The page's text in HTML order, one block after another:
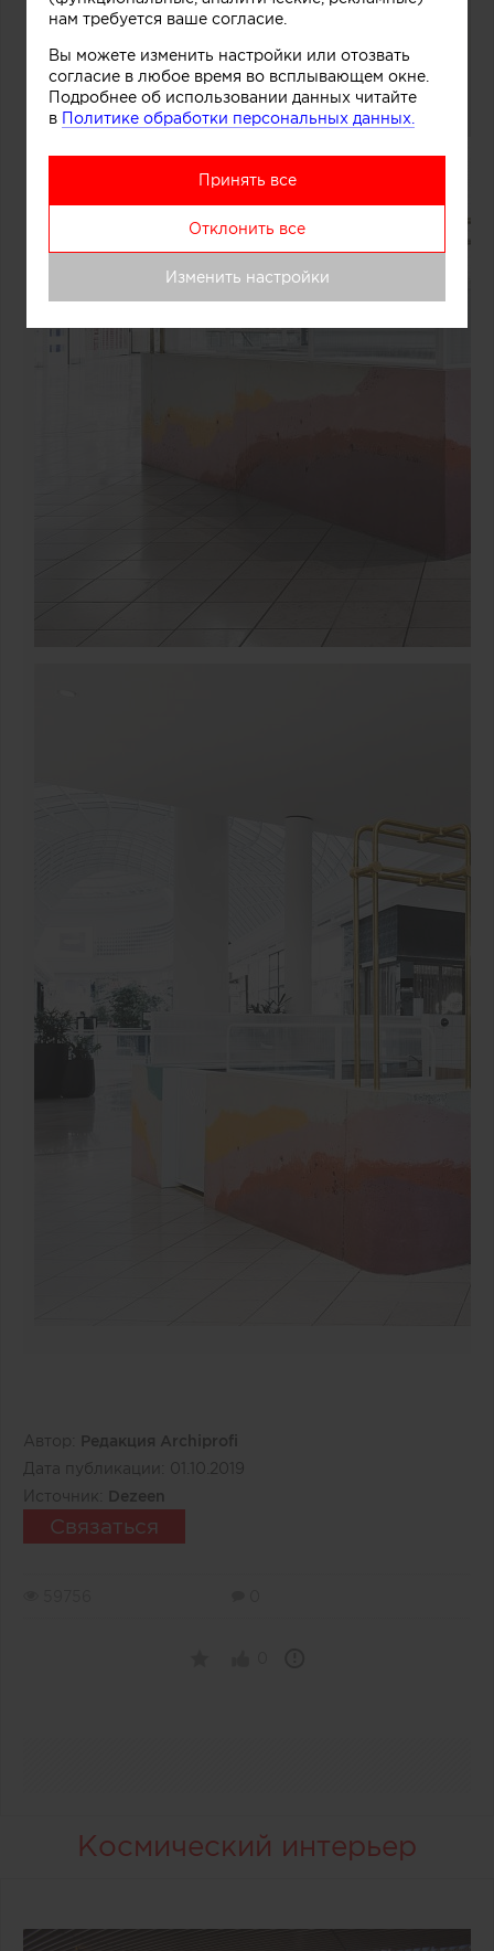
Автор:
Редакция Archiprofi
Дата публикации: 01.10.2019
Источник:
Dezeen
Связаться
Космический интерьер
нам требуется ваше согласие.
Вы можете изменить настройки или отозвать
согласие в любое время во всплывающем окне.
Подробнее об использовании данных читайте
в Политике обработки персональных данных.
Принять все
Отклонить все
Изменить настройки